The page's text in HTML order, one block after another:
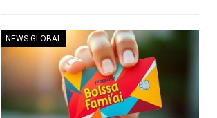
NEWS GLOBAL